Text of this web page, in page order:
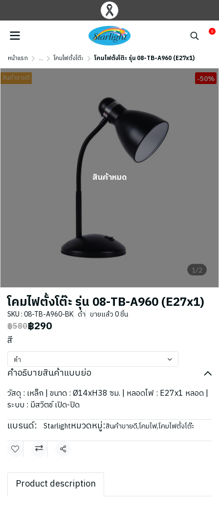
0
หน้าแรก ... โคมไฟตั้งโต๊ะ โคมไฟตั้งโต๊ะ รุ่น 08-TB-A960 (E27x1)
1/2
สินค้าขายดี -50%
สินค้าหมด
โคมไฟตั้งโต๊ะ รุ่น 08-TB-A960 (E27x1)
SKU : 08-TB-A960-BK ดำ ขายแล้ว 0 ชิ้น
฿580฿290
สี
ดำ
คำอธิบายสินค้าแบบย่อ
วัสดุ : เหล็ก | ขนาด : Ø14xH38 ซม. | หลอดไฟ : E27x1 หลอด |
ระบบ : มีสวิตช์ เปิด-ปิด
แบรนด์: Starlightหมวดหมู่:สินค้าขายดี,โคมไฟ,โคมไฟตั้งโต๊ะ
แชร์
Product description